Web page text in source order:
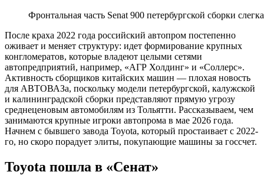
Фронтальная часть Senat 900 петербургской сборки
После краха 2022 года российский автопром постепенно
оживает и меняет структуру: идет формирование крупных
конгломератов, которые владеют целыми сетями
автопредприятий, например, «АГР Холдинг» и «Соллерс».
Активность сборщиков китайских машин — плохая новость
для АВТОВАЗа, поскольку модели петербургской, калужской
и калининградской сборки представляют прямую угрозу
среднеценовым автомобилям из Тольятти. Рассказываем, чем
занимаются крупные игроки автопрома в мае 2026 года.
Начнем с бывшего завода Toyota, который простаивает с 2022-
го, но скоро порадует элиты, покупающие машины за госсчет.
Toyota пошла в «Сенат»